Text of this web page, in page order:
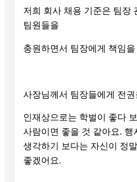
저희 회사 채용 기준은 팀장
팀원들을
충원하면서 팀장에게 책임
사장님께서 팀장들에게 전
인재상으로는 학벌이 좋다
사람이면 좋을 것 같아요. 행
생각하기 보다는 자신이 정
좋겠어요.